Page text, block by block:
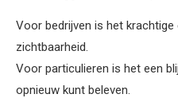
Voor bedrijven is het
zichtbaarheid.
Voor particulieren is het een
opnieuw kunt beleven.